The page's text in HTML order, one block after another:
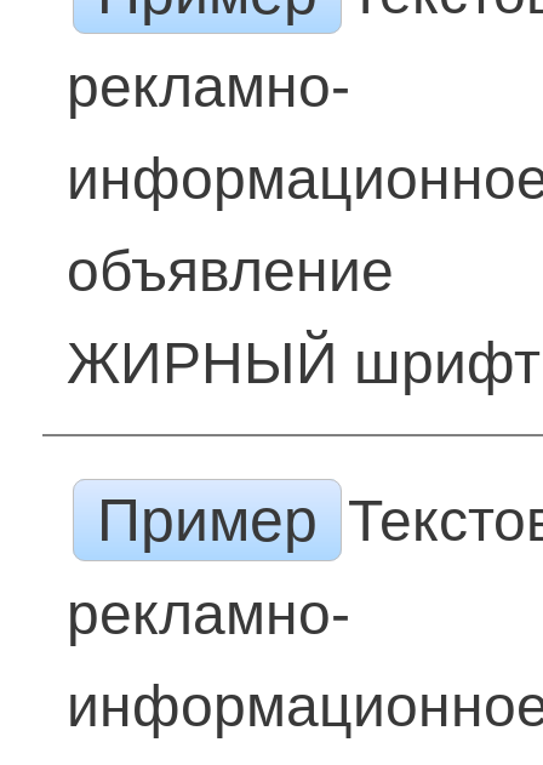
рекламно-
объявление
ЖИРНЫЙ шрифт
Пример
рекламно-